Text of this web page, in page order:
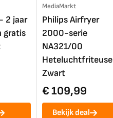
2 jaar
gratis
MediaMarkt
Philips Airfryer
2000-serie
NA321/00
Heteluchtfriteuse
Zwart
€ 109,99
Bekijk deal